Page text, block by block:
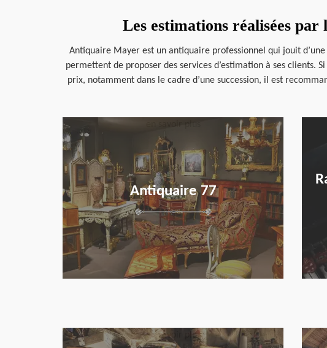
Les estimations réalisées
Antiquaire Mayer est un antiquaire professionnel qui jouit
permettent de proposer des services d’estimation à ses clients.
prix, notamment dans le cadre d’une succession, il est
Antiquaire 77
en savoir plus